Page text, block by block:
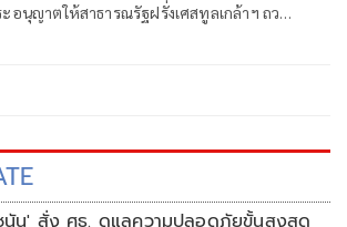
นุญาตให้สาธารณรัฐฝรั่งเศสทูลเกล้าฯ ถวาย
นัน' สั่ง ศธ. ดูแลความปลอดภัยขั้นสูงสุด